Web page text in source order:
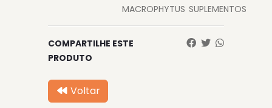
MACROPHYTUS SUPLEMENTOS
COMPARTILHE ESTE
PRODUTO
Voltar